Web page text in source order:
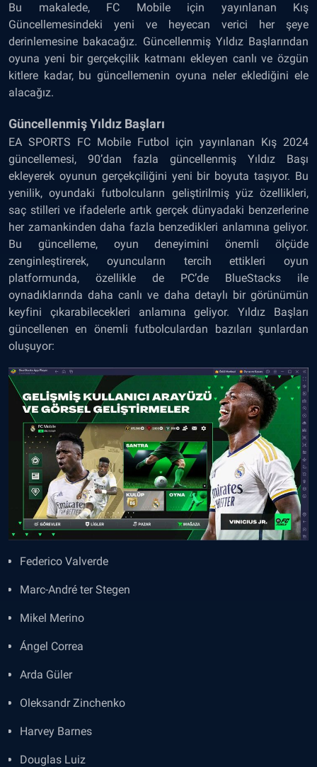
Bu makalede, FC Mobile için yayınlanan Kış
Güncellemesindeki yeni ve heyecan verici her şeye
derinlemesine bakacağız. Güncellenmiş Yıldız Başlarından
oyuna yeni bir gerçekçilik katmanı ekleyen canlı ve özgün
kitlere kadar, bu güncellemenin oyuna neler eklediğini ele
alacağız.
Güncellenmiş Yıldız Başları
EA SPORTS FC Mobile Futbol için yayınlanan Kış 2024
güncellemesi, 90’dan fazla güncellenmiş Yıldız Başı
ekleyerek oyunun gerçekçiliğini yeni bir boyuta taşıyor. Bu
yenilik, oyundaki futbolcuların geliştirilmiş yüz özellikleri,
saç stilleri ve ifadelerle artık gerçek dünyadaki benzerlerine
her zamankinden daha fazla benzedikleri anlamına geliyor.
Bu güncelleme, oyun deneyimini önemli ölçüde
zenginleştirerek, oyuncuların tercih ettikleri oyun
platformunda, özellikle de PC’de BlueStacks ile
oynadıklarında daha canlı ve daha detaylı bir görünümün
keyfini çıkarabilecekleri anlamına geliyor. Yıldız Başları
güncellenen en önemli futbolculardan bazıları şunlardan
oluşuyor:
Federico Valverde
Marc-André ter Stegen
Mikel Merino
Ángel Correa
Arda Güler
Oleksandr Zinchenko
Harvey Barnes
Douglas Luiz